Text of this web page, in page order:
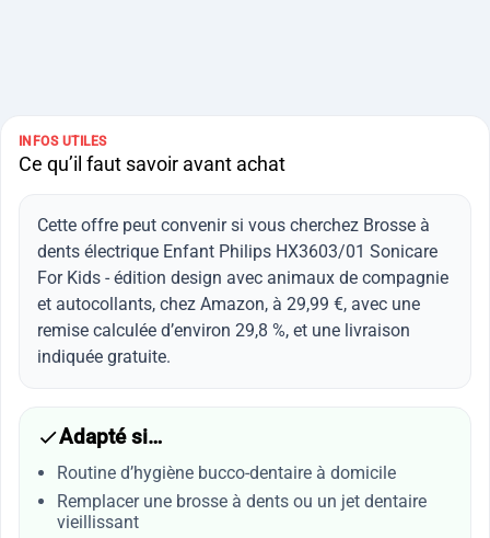
INFOS UTILES
Ce qu’il faut savoir avant achat
Cette offre peut convenir si vous cherchez Brosse à
dents électrique Enfant Philips HX3603/01 Sonicare
For Kids - édition design avec animaux de compagnie
et autocollants, chez Amazon, à 29,99 €, avec une
remise calculée d’environ 29,8 %, et une livraison
indiquée gratuite.
Adapté si…
Routine d’hygiène bucco-dentaire à domicile
Remplacer une brosse à dents ou un jet dentaire
vieillissant